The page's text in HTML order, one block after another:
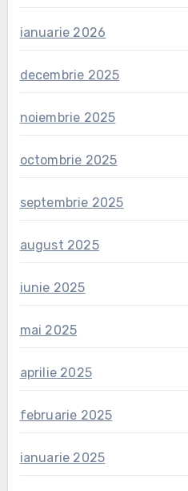
ianuarie 2026
decembrie 2025
noiembrie 2025
octombrie 2025
septembrie 2025
august 2025
iunie 2025
mai 2025
aprilie 2025
februarie 2025
ianuarie 2025